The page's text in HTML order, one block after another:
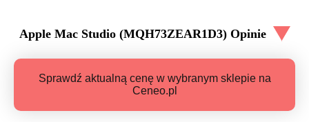
Apple Mac Studio (MQH73ZEAR1D3)Opinie
Sprawdź aktualną cenę w wybranym sklepie na
Ceneo.pl